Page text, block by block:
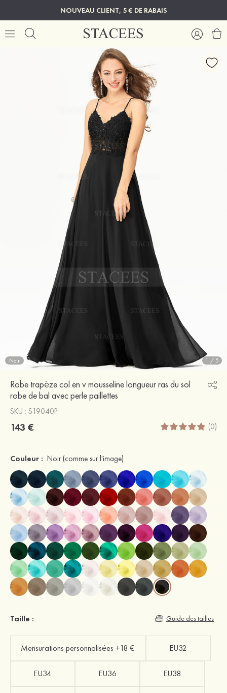
NOUVEAU CLIENT, 5 € DE RABAIS
Noir 1 / 5
Robe trapèze col en v mousseline longueur ras du sol
robe de bal avec perle paillettes
SKU : S19040P
143 € (0)
Couleur : Noir(comme sur l'image)
Taille : Guide des tailles
Mensurations personnalisées +18 € EU32
EU34 EU36 EU38